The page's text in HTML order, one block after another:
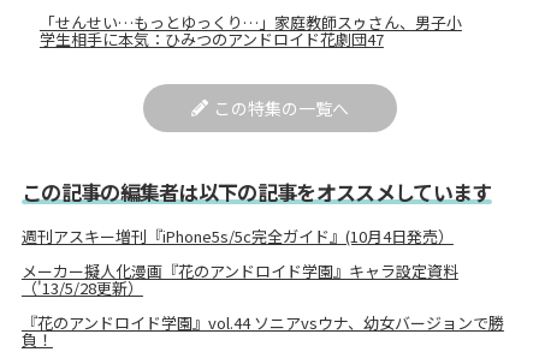
「せんせい…もっとゆっくり…」家庭教師スゥさん、男子小
学生相手に本気：ひみつのアンドロイド花劇団47
この特集の一覧へ
この記事の編集者は以下の記事をオススメしています
週刊アスキー増刊『iPhone5s/5c完全ガイド』(10月4日発売）
メーカー擬人化漫画『花のアンドロイド学園』キャラ設定資料
（'13/5/28更新）
『花のアンドロイド学園』vol.44 ソニアvsウナ、幼女バージョンで勝
負！